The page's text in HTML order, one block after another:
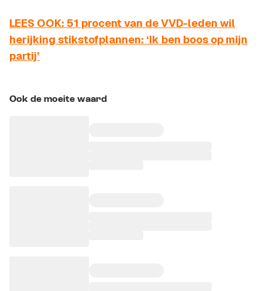
LEES OOK: 51 procent van de VVD-leden wil
herijking stikstofplannen: ‘Ik ben boos op mijn
partij’
Ook de moeite waard